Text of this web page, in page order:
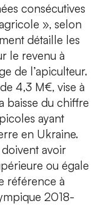
consécutives
», selon
détaille les
le revenu à
de l’apiculteur.
4,3 M€, vise à
baisse du chiffre
ayant
en Ukraine.
avoir
ou égale
référence à
2018-